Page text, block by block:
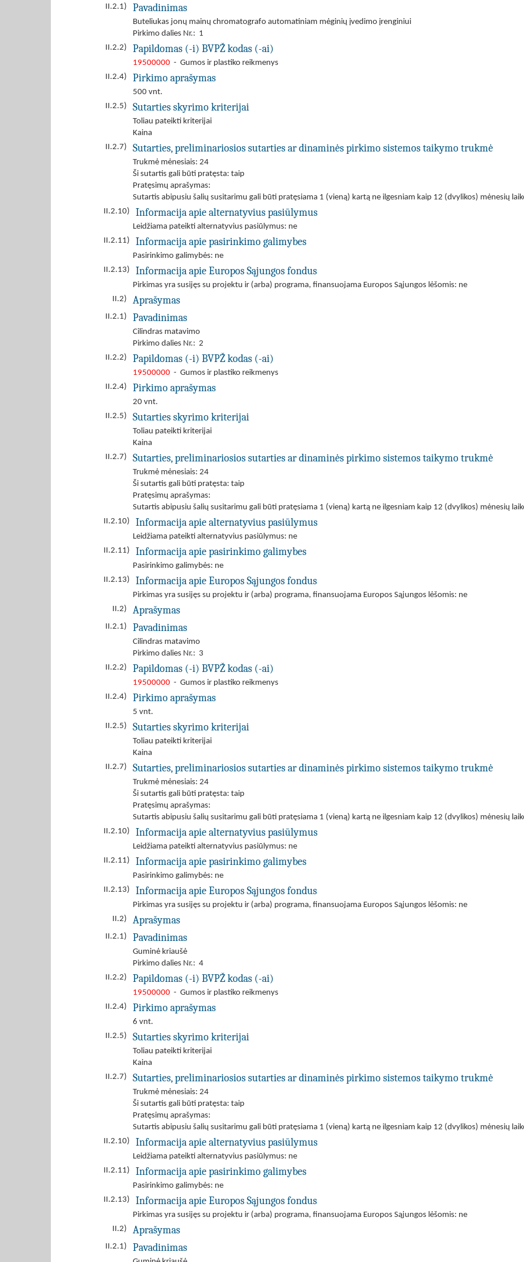
II.2.1) Pavadinimas
Buteliukas jonų mainų chromatografo automatiniam mėginių įvedimo įrenginiui
Pirkimo dalies Nr.: 1
II.2.2)
Papildomas (-i) BVPŽ kodas (-ai)
19500000 - Gumos ir plastiko reikmenys
II.2.4)
Pirkimo aprašymas
500 vnt.
II.2.5)
Sutarties skyrimo kriterijai
Toliau pateikti kriterijai
Kaina
II.2.7)
Sutarties, preliminariosios sutarties ar dinaminės pirkimo sistemos taikymo trukmė
Trukmė mėnesiais: 24
Ši sutartis gali būti pratęsta: taip
Pratęsimų aprašymas:
Sutartis abipusiu šalių susitarimu gali būti pratęsiama 1 (vieną) kartą ne ilgesniam kaip 12 (dvylikos) mėnesių
II.2.10)
Informacija apie alternatyvius pasiūlymus
Leidžiama pateikti alternatyvius pasiūlymus: ne
II.2.11)
Informacija apie pasirinkimo galimybes
Pasirinkimo galimybės: ne
II.2.13)
Informacija apie Europos Sąjungos fondus
Pirkimas yra susijęs su projektu ir (arba) programa, finansuojama Europos Sąjungos lėšomis: ne
II.2)
Aprašymas
II.2.1) Pavadinimas
Cilindras matavimo
Pirkimo dalies Nr.: 2
II.2.2)
Papildomas (-i) BVPŽ kodas (-ai)
19500000 - Gumos ir plastiko reikmenys
II.2.4)
Pirkimo aprašymas
20 vnt.
II.2.5)
Sutarties skyrimo kriterijai
Toliau pateikti kriterijai
Kaina
II.2.7)
Sutarties, preliminariosios sutarties ar dinaminės pirkimo sistemos taikymo trukmė
Trukmė mėnesiais: 24
Ši sutartis gali būti pratęsta: taip
Pratęsimų aprašymas:
Sutartis abipusiu šalių susitarimu gali būti pratęsiama 1 (vieną) kartą ne ilgesniam kaip 12 (dvylikos) mėnesių
II.2.10)
Informacija apie alternatyvius pasiūlymus
Leidžiama pateikti alternatyvius pasiūlymus: ne
II.2.11)
Informacija apie pasirinkimo galimybes
Pasirinkimo galimybės: ne
II.2.13)
Informacija apie Europos Sąjungos fondus
Pirkimas yra susijęs su projektu ir (arba) programa, finansuojama Europos Sąjungos lėšomis: ne
II.2)
Aprašymas
II.2.1) Pavadinimas
Cilindras matavimo
Pirkimo dalies Nr.: 3
II.2.2)
Papildomas (-i) BVPŽ kodas (-ai)
19500000 - Gumos ir plastiko reikmenys
II.2.4)
Pirkimo aprašymas
5 vnt.
II.2.5)
Sutarties skyrimo kriterijai
Toliau pateikti kriterijai
Kaina
II.2.7)
Sutarties, preliminariosios sutarties ar dinaminės pirkimo sistemos taikymo trukmė
Trukmė mėnesiais: 24
Ši sutartis gali būti pratęsta: taip
Pratęsimų aprašymas:
Sutartis abipusiu šalių susitarimu gali būti pratęsiama 1 (vieną) kartą ne ilgesniam kaip 12 (dvylikos) mėnesių
II.2.10)
Informacija apie alternatyvius pasiūlymus
Leidžiama pateikti alternatyvius pasiūlymus: ne
II.2.11)
Informacija apie pasirinkimo galimybes
Pasirinkimo galimybės: ne
II.2.13)
Informacija apie Europos Sąjungos fondus
Pirkimas yra susijęs su projektu ir (arba) programa, finansuojama Europos Sąjungos lėšomis: ne
II.2)
Aprašymas
II.2.1) Pavadinimas
Guminė kriaušė
Pirkimo dalies Nr.: 4
II.2.2)
Papildomas (-i) BVPŽ kodas (-ai)
19500000 - Gumos ir plastiko reikmenys
II.2.4)
Pirkimo aprašymas
6 vnt.
II.2.5)
Sutarties skyrimo kriterijai
Toliau pateikti kriterijai
Kaina
II.2.7)
Sutarties, preliminariosios sutarties ar dinaminės pirkimo sistemos taikymo trukmė
Trukmė mėnesiais: 24
Ši sutartis gali būti pratęsta: taip
Pratęsimų aprašymas:
Sutartis abipusiu šalių susitarimu gali būti pratęsiama 1 (vieną) kartą ne ilgesniam kaip 12 (dvylikos) mėnesių
II.2.10)
Informacija apie alternatyvius pasiūlymus
Leidžiama pateikti alternatyvius pasiūlymus: ne
II.2.11)
Informacija apie pasirinkimo galimybes
Pasirinkimo galimybės: ne
II.2.13)
Informacija apie Europos Sąjungos fondus
Pirkimas yra susijęs su projektu ir (arba) programa, finansuojama Europos Sąjungos lėšomis: ne
II.2)
Aprašymas
II.2.1) Pavadinimas